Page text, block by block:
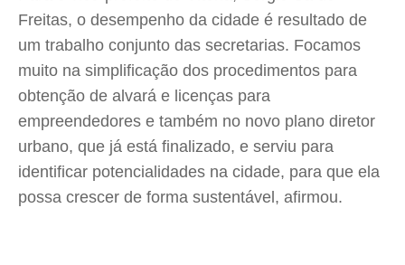
Freitas, o desempenho da cidade é resultado de
um trabalho conjunto das secretarias. Focamos
muito na simplificação dos procedimentos para
obtenção de alvará e licenças para
empreendedores e também no novo plano diretor
urbano, que já está finalizado, e serviu para
identificar potencialidades na cidade, para que ela
possa crescer de forma sustentável, afirmou.